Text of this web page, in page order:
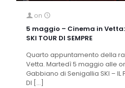
on
5 maggio – Cinema in Vetta:
SKI TOUR DI SEMPRE
Quarto appuntamento della
Vetta. Martedì 5 maggio alle
Gabbiano di Senigallia SKI – IL
DI […]